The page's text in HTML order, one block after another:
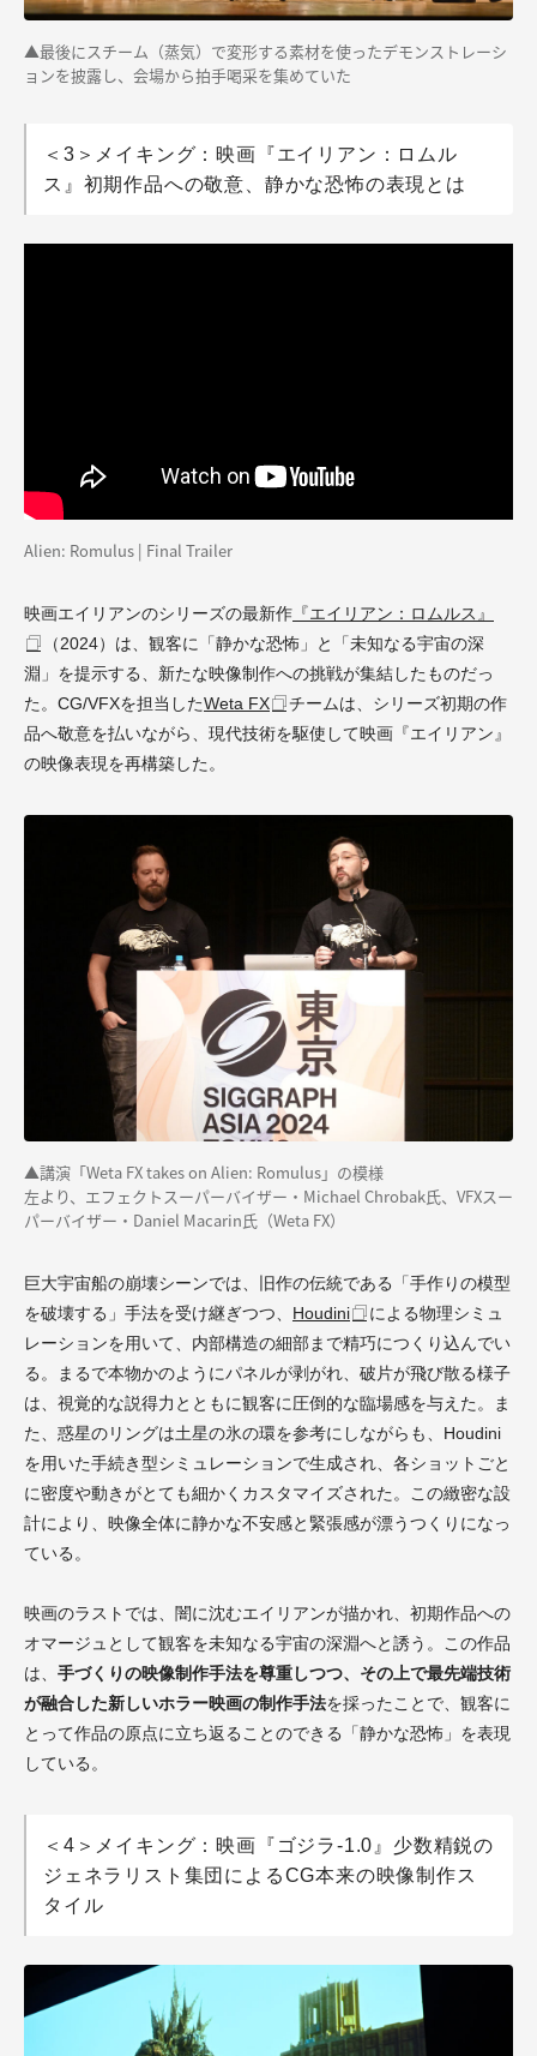
▲最後にスチーム（蒸気）で変形する素材を使ったデモンストレーシ
ョンを披露し、会場から拍手喝采を集めていた
＜3＞メイキング：映画『エイリアン：ロムル
ス』初期作品への敬意、静かな恐怖の表現とは
Alien: Romulus | Final Trailer
映画エイリアンのシリーズの最新作 『エイリアン：ロムルス』
（2024）は、観客に「静かな恐怖」と「未知なる宇宙の深
淵」を提示する、新たな映像制作への挑戦が集結したものだっ
た。CG/VFXを担当したWeta FX
チームは、シリーズ初期の作
品へ敬意を払いながら、現代技術を駆使して映画『エイリアン』
の映像表現を再構築した。
▲講演「Weta FX takes on Alien: Romulus」の模様
左より、エフェクトスーパーバイザー・Michael Chrobak氏、VFXスー
パーバイザー・Daniel Macarin氏（Weta FX）
巨大宇宙船の崩壊シーンでは、旧作の伝統である「手作りの模型
を破壊する」手法を受け継ぎつつ、 Houdini
による物理シミュ
レーションを用いて、内部構造の細部まで精巧につくり込んでい
る。まるで本物かのようにパネルが剥がれ、破片が飛び散る様子
は、視覚的な説得力とともに観客に圧倒的な臨場感を与えた。ま
た、惑星のリングは土星の氷の環を参考にしながらも、Houdini
を用いた手続き型シミュレーションで生成され、各ショットごと
に密度や動きがとても細かくカスタマイズされた。この緻密な設
計により、映像全体に静かな不安感と緊張感が漂うつくりになっ
ている。
映画のラストでは、闇に沈むエイリアンが描かれ、初期作品への
オマージュとして観客を未知なる宇宙の深淵へと誘う。この作品
は、 手づくりの映像制作手法を尊重しつつ、その上で最先端技術
が融合した新しいホラー映画の制作手法を採ったことで、観客に
とって作品の原点に立ち返ることのできる「静かな恐怖」を表現
している。
＜4＞メイキング：映画『ゴジラ-1.0』少数精鋭の
ジェネラリスト集団によるCG本来の映像制作ス
タイル